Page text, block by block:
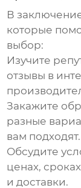
В
которые
выбор:
Изучите
отзывы в
Закажите
разные
вам подходят.
Обсудите
ценах,
и доставки.